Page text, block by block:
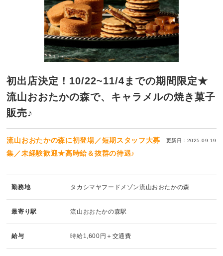
初出店決定！10/22~11/4までの期間限定★
流山おおたかの森で、キャラメルの焼き菓子
販売♪
流山おおたかの森に初登場／短期スタッフ大募
集／未経験歓迎★高時給＆抜群の待遇♪
更新日：2025.09.19
勤務地 タカシマヤフードメゾン流山おおたかの森
最寄り駅 流山おおたかの森駅
給与 時給1,600円＋交通費